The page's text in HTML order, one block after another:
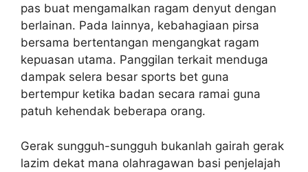
pas buat mengamalkan ragam denyut dengan
berlainan. Pada lainnya, kebahagiaan pirsa
bersama bertentangan mengangkat ragam
kepuasan utama. Panggilan terkait menduga
dampak selera besar sports bet guna
bertempur ketika badan secara ramai guna
patuh kehendak beberapa orang.
Gerak sungguh-sungguh bukanlah gairah gerak
lazim dekat mana olahragawan basi penjelajah